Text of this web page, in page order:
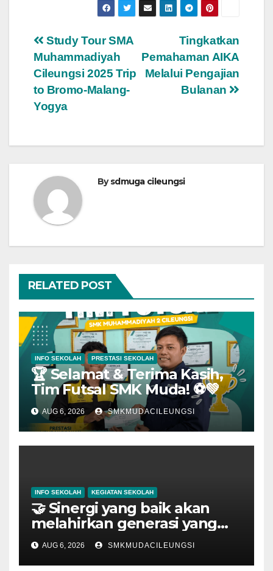
Post
navigation
Tingkatkan
Pemahaman AIKA
Melalui Pengajian
Bulanan
Study Tour SMA
Muhammadiyah
Cileungsi 2025 Trip
to Bromo-Malang-
Yogya
Bysdmuga cileungsi
RELATED POST
INFO SEKOLAH PRESTASI SEKOLAH
🏆 Selamat & Terima Kasih,
Tim Futsal SMK Muda! ⚽💚
AUG 6, 2026 SMKMUDACILEUNGSI
INFO SEKOLAH KEGIATAN SEKOLAH
🤝 Sinergi yang baik akan
melahirkan generasi yang
hebat.
AUG 6, 2026 SMKMUDACILEUNGSI